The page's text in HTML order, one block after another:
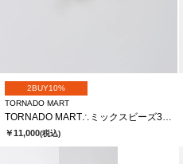
2BUY10%
TORNADO MART
TORNADO MART∴ミックスビーズ3連ラップブレス
￥11,000(税込)